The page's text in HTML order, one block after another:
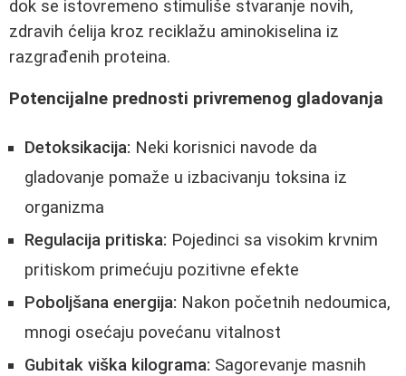
dok se istovremeno stimuliše stvaranje novih,
zdravih ćelija kroz reciklažu aminokiselina iz
razgrađenih proteina.
Potencijalne prednosti privremenog gladovanja
Detoksikacija: Neki korisnici navode da
gladovanje pomaže u izbacivanju toksina iz
organizma
Regulacija pritiska: Pojedinci sa visokim krvnim
pritiskom primećuju pozitivne efekte
Poboljšana energija: Nakon početnih nedoumica,
mnogi osećaju povećanu vitalnost
Gubitak viška kilograma: Sagorevanje masnih